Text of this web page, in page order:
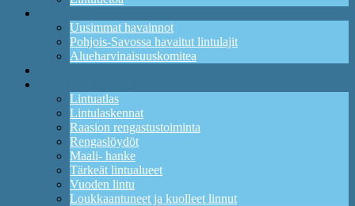
Uusimmat havainnot
Pohjois-Savossa havaitut lintulajit
Alueharvinaisuuskomitea
Lintuatlas
Lintulaskennat
Raasion rengastustoiminta
Rengaslöydöt
Maali- hanke
Tärkeät lintualueet
Vuoden lintu
Loukkaantuneet ja kuolleet linnut